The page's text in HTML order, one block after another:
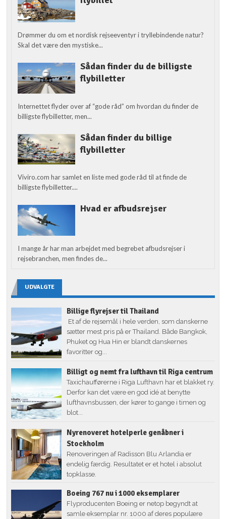
Drømmer du om et nordisk rejseeventyr i tryllebindende natur?
Skal det være den mystiske...
Sådan finder du de billigste
flybilletter
Internettet flyder over af “gode råd” om hvordan du finder de
billigste flybilletter, men...
Sådan finder du billige
flybilletter
Viviro.com har samlet en liste med gode råd til at finde de
billigste flybilletter....
Hvad er afbudsrejser
I mange år har man arbejdet med begrebet afbudsrejser i
rejsebranchen, men findes de...
UDVALGTE
Billige flyrejser til Thailand
Et af de rejsemål i hele verden, som danskerne
sætter mest pris på er Thailand. Både Bangkok,
Phuket og Hua Hin er blandt danskernes
favoritter og...
Billigt og nemt fra lufthavn til Riga centrum
Taxichaufførerne i Riga Lufthavn har et blakket ry.
Derfor kan det være en god idé at benytte
lufthavnsbussen, der kører to gange i timen og
blot...
Nyrenoveret hotelperle genåbner i
Stockholm
Renoveringen af Radisson Blu Arlandia er
endelig færdig. Resultatet er et hotel i absolut
topklasse.
Boeing 767 nu i 1000 eksemplarer
Flyproducenten Boeing er netop begyndt at
samle eksemplar nr. 1000 af deres populære